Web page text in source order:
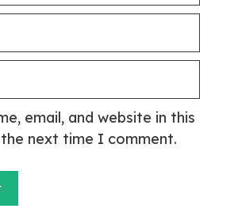
email, and website in this
next time I comment.